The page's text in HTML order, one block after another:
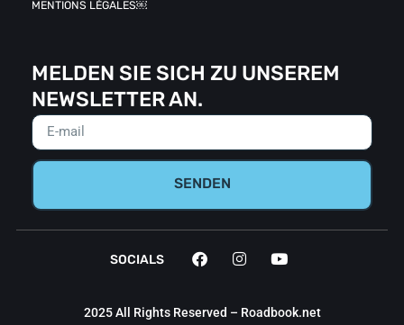
MENTIONS LÉGALES￼
MELDEN SIE SICH ZU UNSEREM
NEWSLETTER AN.
SENDEN
2025 All Rights Reserved – Roadbook.net
SOCIALS